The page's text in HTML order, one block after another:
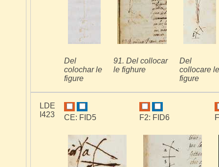
Del
colochar le
figure
91. Del collocar
le fighure
Del
collocare le
figure
LDE
I423
CE: FID5 F2: FID6